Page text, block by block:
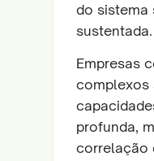
do sistema
sustentada.
Empresas
complexos
profunda,
correlação